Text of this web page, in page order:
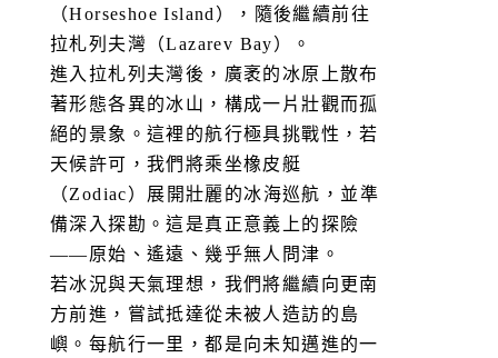
（Horseshoe Island），隨後繼續前往
拉札列夫灣（Lazarev Bay）。
進入拉札列夫灣後，廣袤的冰原上散布
著形態各異的冰山，構成一片壯觀而孤
絕的景象。這裡的航行極具挑戰性，若
天候許可，我們將乘坐橡皮艇
（Zodiac）展開壯麗的冰海巡航，並準
備深入探勘。這是真正意義上的探險
——原始、遙遠、幾乎無人問津。
若冰況與天氣理想，我們將繼續向更南
方前進，嘗試抵達從未被人造訪的島
嶼。每航行一里，都是向未知邁進的一